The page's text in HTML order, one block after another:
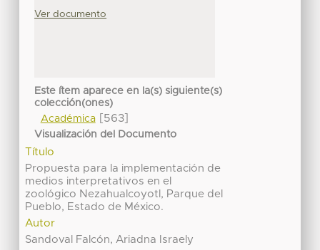
Ver documento
Este ítem aparece en la(s) siguiente(s)
colección(ones)
Académica[563]
Visualización del Documento
Título
Propuesta para la implementación de
medios interpretativos en el
zoológico Nezahualcoyotl, Parque del
Pueblo, Estado de México.
Autor
Sandoval Falcón, Ariadna Israely